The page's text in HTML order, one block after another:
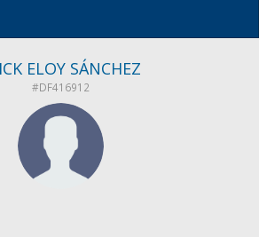
ELOY SÁNCHEZ
#DF416912